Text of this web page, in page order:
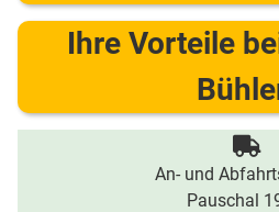
Ihre Vorteile
An- und
Pauschal